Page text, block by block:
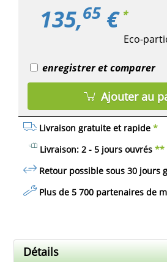
135,65 € *
Eco-
Livraison gratuite et rapide *
Livraison: 2 - 5 jours ouvrés **
Retour possible sous 30 jours
Plus de 5 700 partenaires de
enregistrer et comparer
Ajouter au
Détails